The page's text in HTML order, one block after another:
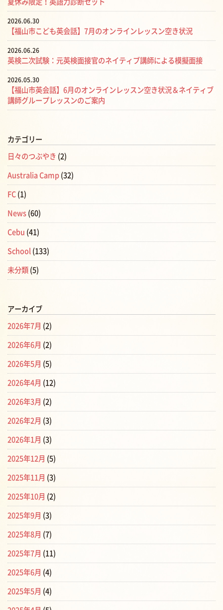
夏休み限定！英語力診断セット
2026.06.30
【福山市こども英会話】7月のオンラインレッスン空き状況
2026.06.26
英検二次試験：元英検面接官のネイティブ講師による模擬面接
2026.05.30
【福山市英会話】6月のオンラインレッスン空き状況＆ネイティブ
講師グループレッスンのご案内
カテゴリー
日々のつぶやき (2)
Australia Camp (32)
FC (1)
News (60)
Cebu (41)
School (133)
未分類 (5)
アーカイブ
2026年7月 (2)
2026年6月 (2)
2026年5月 (5)
2026年4月 (12)
2026年3月 (2)
2026年2月 (3)
2026年1月 (3)
2025年12月 (5)
2025年11月 (3)
2025年10月 (2)
2025年9月 (3)
2025年8月 (7)
2025年7月 (11)
2025年6月 (4)
2025年5月 (4)